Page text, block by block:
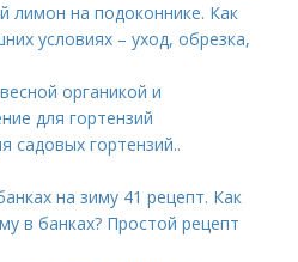
на подоконнике. Как
условиях – уход, обрезка,
органикой и
для гортензий
садовых гортензий..
на зиму 41 рецепт. Как
в банках? Простой рецепт